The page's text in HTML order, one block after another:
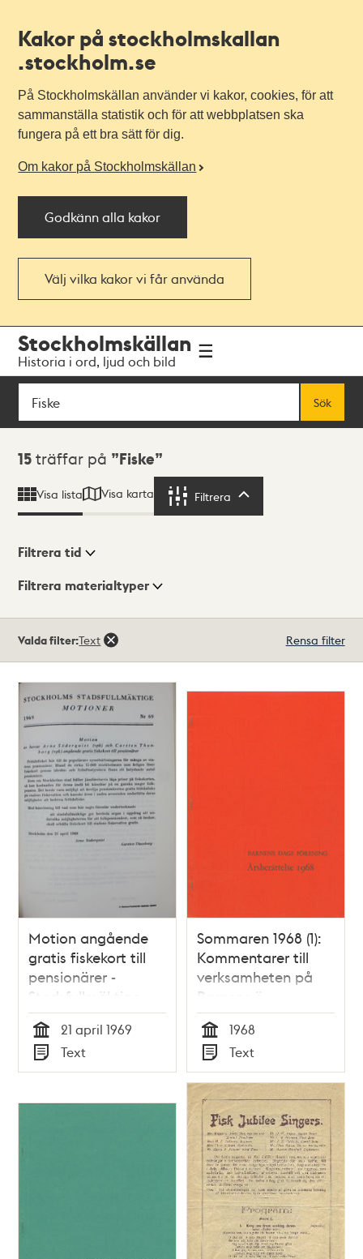
Kakor på stockholmskallan
.stockholm.se
På Stockholmskällan använder vi kakor, cookies, för att
sammanställa statistik och för att webbplatsen ska
fungera på ett bra sätt för dig.
Om kakor på Stockholmskällan
Godkänn alla kakor
Välj vilka kakor vi får använda
navigationen
huvudinnehållet
Stockholmskällan
Historia i ord, ljud och bild
Sök
Sök
Sökresultat
15 träffar på Fiske
Visa lista Visa karta Filtrera
Visningsläge
Filtrera tid
Filtrera materialtyper
träffar
Valda filter:Text Rensa filter
Motion angående
gratis fiskekort till
pensionärer -
Stadsfullmäktige
1969
Tid
21 april 1969
Typ
Text
Sommaren 1968 (1):
Kommentarer till
verksamheten på
Barnens ö
Tid
1968
Typ
Text